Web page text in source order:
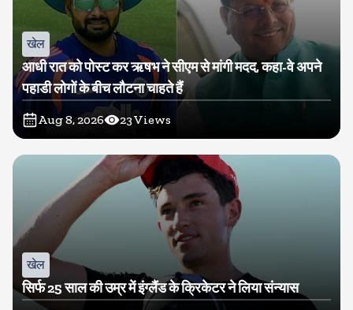
खेल
आधी रात को पोस्ट कर ऋषभ ने सीएम से मांगी मदद, कहा-वे अपने
पहाडी लोगों के बीच लौटना चाहते हैं
Aug 8, 2026 23Views
खेल
सिर्फ 25 साल की उम्र में इंग्लैंड के क्रिकेटर ने लिया संन्यास